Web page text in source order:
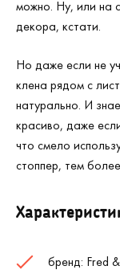
можно. Ну, или на
декора, кстати.
Но даже если не
клена рядом с
натурально. И
красиво, даже
что смело
стоппер, тем
бренд: Fred